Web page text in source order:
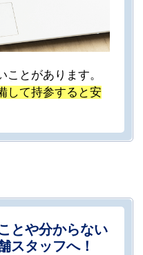
ことがあります。
して持参すると安
とや分からない
スタッフへ！